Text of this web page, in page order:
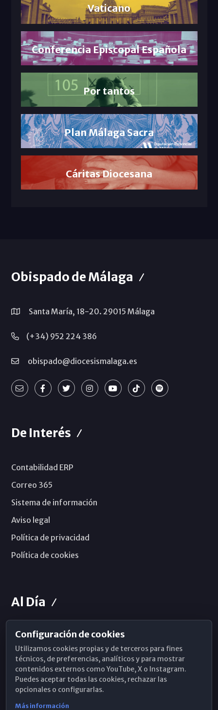
Vaticano
Conferencia Episcopal Española
Por tantos
Plan Málaga Sacra
Cáritas Diocesana
Obispado de Málaga
Santa María, 18-20. 29015 Málaga
(+34) 952 224 386
obispado@diocesismalaga.es
De Interés
Contabilidad ERP
Correo 365
Sistema de información
Aviso legal
Política de privacidad
Política de cookies
Al Día
Horarios de Misa
Hemeroteca
WhatsApp
Configuración de cookies
Utilizamos cookies propias y de terceros para fines
técnicos, de preferencias, analíticos y para mostrar
contenidos externos como YouTube, X o Instagram.
Puedes aceptar todas las cookies, rechazar las
opcionales o configurarlas.
Más información